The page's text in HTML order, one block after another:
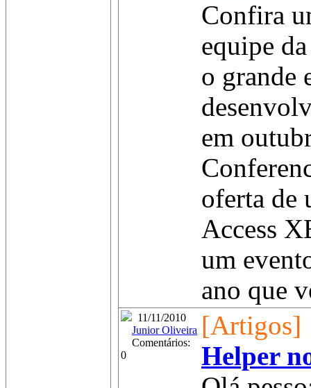
Confira
equipe
o grande
em
oferta de
Access
um
ano que
11/11/2010
Junior Oliveira
Comentários:
0
[Artigos]
Helper